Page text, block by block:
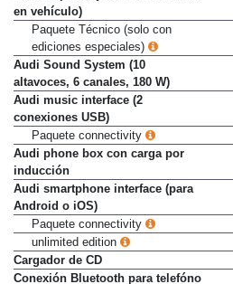
internet por tarjeta SIM insertada
en vehículo)
Paquete Técnico (solo con
ediciones especiales)
Audi Sound System (10
altavoces, 6 canales, 180 W)
Audi music interface (2
conexiones USB)
Paquete connectivity
Audi phone box con carga por
inducción
Audi smartphone interface (para
Android o iOS)
Paquete connectivity
unlimited edition
Cargador de CD